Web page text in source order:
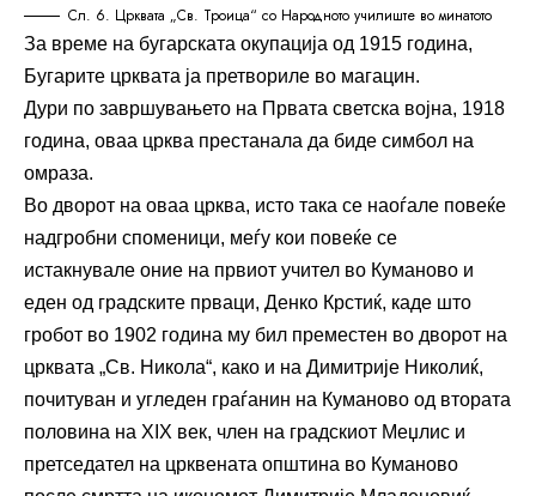
Сл. 6. Црквата „Св. Троица“ со Народното училиште во минатото
За време на бугарската окупација од 1915 година,
Бугарите црквата ја претвориле во магацин.
Дури по завршувањето на Првата светска војна, 1918
година, оваа црква престанала да биде симбол на
омраза.
Во дворот на оваа црква, исто така се наоѓале повеќе
надгробни споменици, меѓу кои повеќе се
истакнувале оние на првиот учител во Куманово и
еден од градските прваци, Денко Крстиќ, каде што
гробот во 1902 година му бил преместен во дворот на
црквата „Св. Никола“, како и на Димитрије Николиќ,
почитуван и угледен граѓанин на Куманово од втората
половина на XIX век, член на градскиот Меџлис и
претседател на црквената општина во Куманово